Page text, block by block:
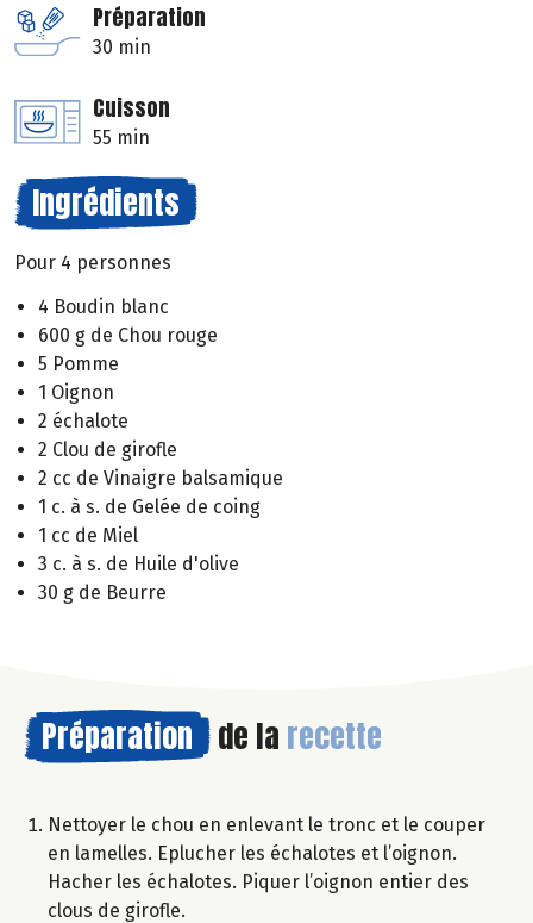
Préparation
30 min
Cuisson
55 min
Ingrédients
Pour 4 personnes
4 Boudin blanc
600 g de Chou rouge
5 Pomme
1 Oignon
2 échalote
2 Clou de girofle
2 cc de Vinaigre balsamique
1 c. à s. de Gelée de coing
1 cc de Miel
3 c. à s. de Huile d'olive
30 g de Beurre
Préparation de la recette
Nettoyer le chou en enlevant le tronc et le couper
en lamelles. Eplucher les échalotes et l’oignon.
Hacher les échalotes. Piquer l’oignon entier des
clous de girofle.